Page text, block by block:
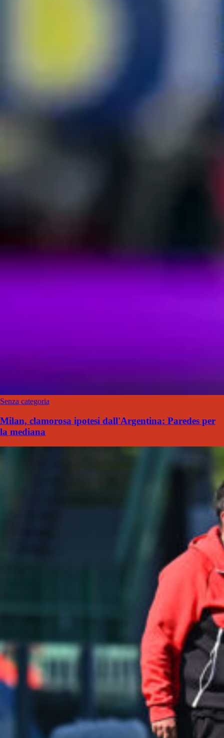
Senza categoria
Milan, clamorosa ipotesi dall'Argentina: Paredes per
la mediana